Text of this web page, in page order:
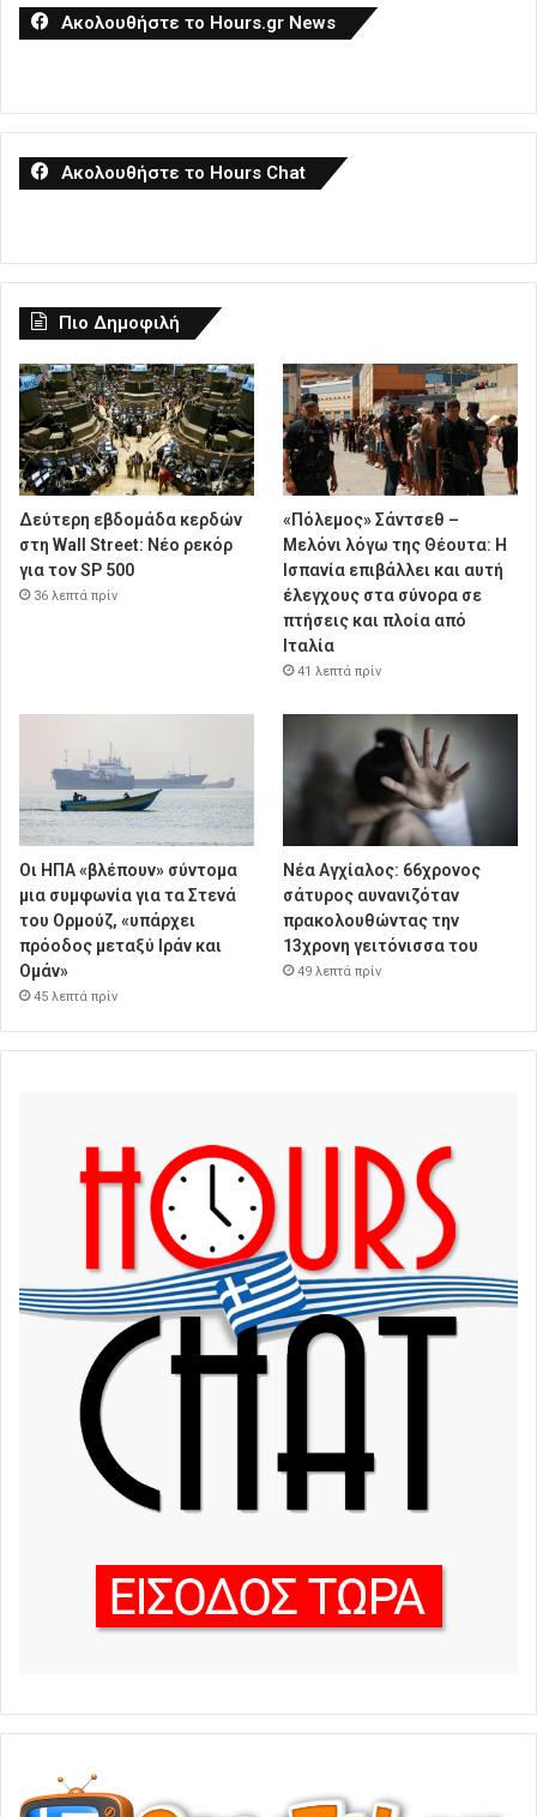
Ακολουθήστε το Hours.gr News
Ακολουθήστε το Hours Chat
Πιο Δημοφιλή
Δεύτερη εβδομάδα κερδών
στη Wall Street: Νέο ρεκόρ
για τον SP 500
36 λεπτά πρίν
«Πόλεμος» Σάντσεθ –
Μελόνι λόγω της Θέουτα: Η
Ισπανία επιβάλλει και αυτή
έλεγχους στα σύνορα σε
πτήσεις και πλοία από
Ιταλία
41 λεπτά πρίν
Οι ΗΠΑ «βλέπουν» σύντομα
μια συμφωνία για τα Στενά
του Ορμούζ, «υπάρχει
πρόοδος μεταξύ Ιράν και
Ομάν»
45 λεπτά πρίν
Νέα Αγχίαλος: 66χρονος
σάτυρος αυνανιζόταν
πρακολουθώντας την
13χρονη γειτόνισσα του
49 λεπτά πρίν